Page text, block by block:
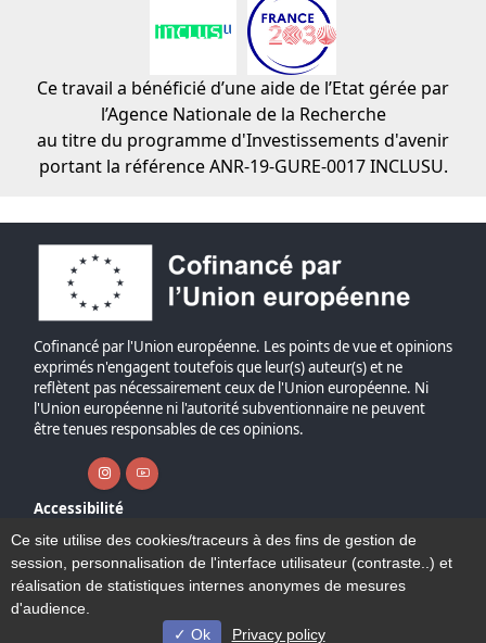
Ce travail a bénéficié d’une aide de l’Etat gérée par
l’Agence Nationale de la Recherche
au titre du programme d'Investissements d'avenir
portant la référence ANR-19-GURE-0017 INCLUSU.
Cofinancé par l'Union européenne. Les points de vue et opinions
exprimés n'engagent toutefois que leur(s) auteur(s) et ne
reflètent pas nécessairement ceux de l'Union européenne. Ni
l'Union européenne ni l'autorité subventionnaire ne peuvent
être tenues responsables de ces opinions.
Instagram ( nouvelle fenêtre)
Youtube ( nouvelle fenêtre)
Accessibilité
Mentions légales
Plan et contact
© Université de Lille - 2022
Ce site utilise des cookies/traceurs à des fins de gestion de
session, personnalisation de l'interface utilisateur (contraste..) et
réalisation de statistiques internes anonymes de mesures
d'audience.
Ok
Privacy policy